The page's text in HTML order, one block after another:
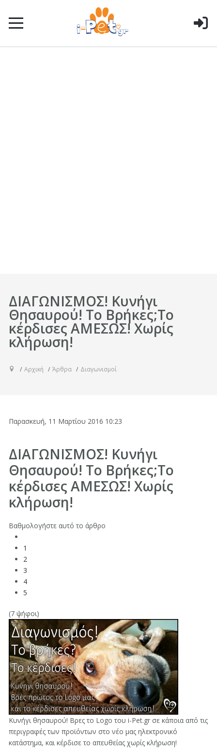
ΔΙΑΓΩΝΙΣΜΟΣ! Κυνήγι
Θησαυρού! Το Βρήκες;Το
κέρδισες ΑΜΕΣΩΣ! Χωρίς
κλήρωση!
Αρχική Άρθρα Διαγωνισμοί
Παρασκευή, 11 Μαρτίου 2016 10:23
ΔΙΑΓΩΝΙΣΜΟΣ! Κυνήγι
Θησαυρού! Το Βρήκες;Το
κέρδισες ΑΜΕΣΩΣ! Χωρίς
κλήρωση!
Βαθμολογήστε αυτό το άρθρο
1
2
3
4
5
(7 ψήφοι)
Κυνήγι θησαυρού! Βρες το Logo του i-Pet.gr σε κάποια από τις
περιγραφές των προϊόντων στο νέο μας ηλεκτρονικό
κατάστημα, και κέρδισε το απευθείας χωρίς κλήρωση!